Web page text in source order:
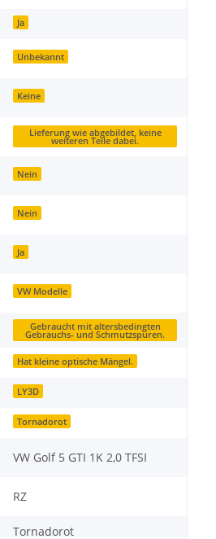
Ja
Unbekannt
Keine
Lieferung wie abgebildet, keine
weiteren Teile dabei.
Nein
Nein
Ja
VW Modelle
Gebraucht mit altersbedingten
Gebrauchs- und Schmutzspuren.
Hat kleine optische Mängel.
LY3D
Tornadorot
VW Golf 5 GTI 1K 2,0 TFSI
RZ
Tornadorot